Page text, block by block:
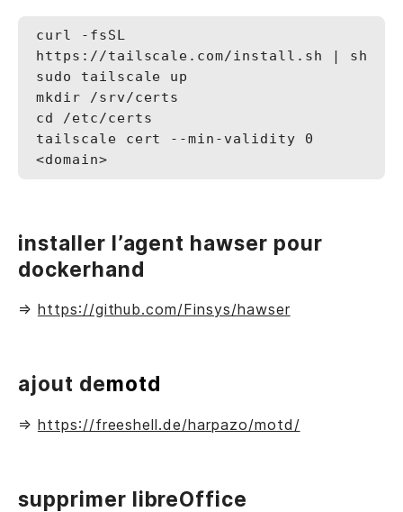
curl -fsSL
https://tailscale.com/install.sh | sh
sudo tailscale up
mkdir /srv/certs
cd /etc/certs
tailscale cert --min-validity 0
installer l’agent hawser pour
dockerhand
=> https://github.com/Finsys/hawser
ajout demotd
=> https://freeshell.de/harpazo/motd/
supprimer libreOffice